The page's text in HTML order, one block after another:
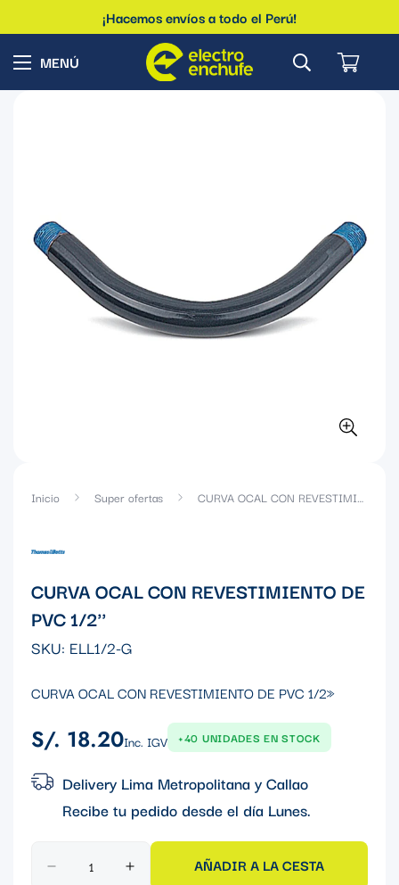
¡Hacemos envíos a todo el Perú!
Inicio Super ofertas CURVA OCAL CON REVESTIMIENTO DE PVC 1/2''
CURVA OCAL CON REVESTIMIENTO DE
PVC 1/2''
SKU: ELL1/2-G
CURVA OCAL CON REVESTIMIENTO DE PVC 1/2»
Precio
S/. 18.20Inc. IGV +40 UNIDADES EN STOCK
Delivery Lima Metropolitana y Callao
Recibe tu pedido desde el día Lunes.
AÑADIR A LA CESTA